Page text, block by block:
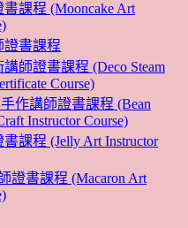
課程 (Mooncake Art
證書課程
師證書課程 (Deco Steam
Course)
作講師證書課程 (Bean
Instructor Course)
課程 (Jelly Art Instructor
證書課程 (Macaron Art